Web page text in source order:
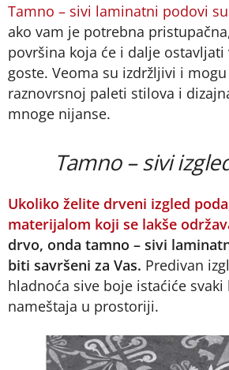
Tamno – sivi laminatni podovi
ako vam je potrebna
površina koja će i dalje ostavljati
goste. Veoma su izdržljivi i
raznovrsnoj paleti stilova i
mnoge nijanse.
Tamno – sivi
Ukoliko želite drveni izgled
materijalom koji se lakše
drvo, onda tamno – sivi
biti savršeni za Vas. Predivan
hladnoća sive boje istaćiće svaki
nameštaja u prostoriji.